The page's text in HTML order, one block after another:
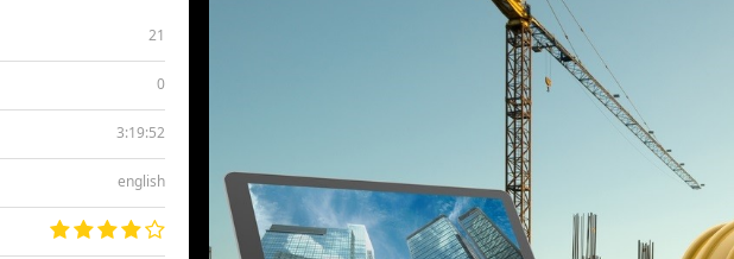
21
0
3:19:52
english